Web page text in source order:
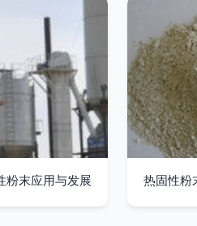
粉末应用与发展 热固性粉